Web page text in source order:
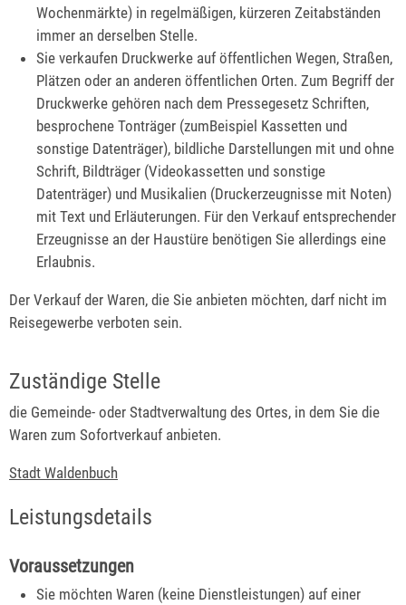
Wochenmärkte) in regelmäßigen, kürzeren Zeitabständen
immer an derselben Stelle.
Sie verkaufen Druckwerke auf öffentlichen Wegen, Straßen,
Plätzen oder an anderen öffentlichen Orten. Zum Begriff der
Druckwerke gehören nach dem Pressegesetz Schriften,
besprochene Tonträger (zumBeispiel Kassetten und
sonstige Datenträger), bildliche Darstellungen mit und ohne
Schrift, Bildträger (Videokassetten und sonstige
Datenträger) und Musikalien (Druckerzeugnisse mit Noten)
mit Text und Erläuterungen. Für den Verkauf entsprechender
Erzeugnisse an der Haustüre benötigen Sie allerdings eine
Erlaubnis.
Der Verkauf der Waren, die Sie anbieten möchten, darf nicht im
Reisegewerbe verboten sein.
Zuständige Stelle
die Gemeinde- oder Stadtverwaltung des Ortes, in dem Sie die
Waren zum Sofortverkauf anbieten.
Stadt Waldenbuch
Leistungsdetails
Voraussetzungen
Sie möchten Waren (keine Dienstleistungen) auf einer